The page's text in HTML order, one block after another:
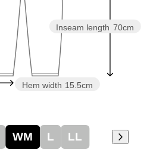
Inseam length 70cm
Hem width 15.5cm
WM L LL